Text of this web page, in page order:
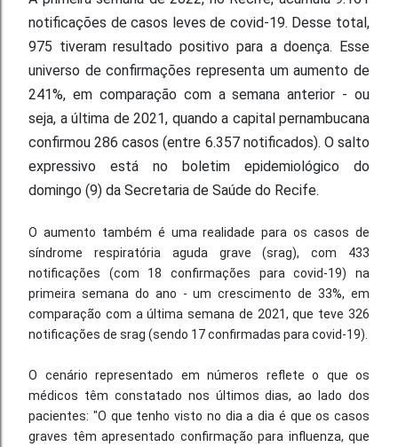
notificações de casos leves de covid-19. Desse total,
975 tiveram resultado positivo para a doença. Esse
universo de confirmações representa um aumento de
241%, em comparação com a semana anterior - ou
seja, a última de 2021, quando a capital pernambucana
confirmou 286 casos (entre 6.357 notificados). O salto
expressivo está no boletim epidemiológico do
domingo (9) da Secretaria de Saúde do Recife.
O aumento também é uma realidade para os casos de
síndrome respiratória aguda grave (srag), com 433
notificações (com 18 confirmações para covid-19) na
primeira semana do ano - um crescimento de 33%, em
comparação com a última semana de 2021, que teve 326
notificações de srag (sendo 17 confirmadas para covid-19).
O cenário representado em números reflete o que os
médicos têm constatado nos últimos dias, ao lado dos
pacientes: "O que tenho visto no dia a dia é que os casos
graves têm apresentado confirmação para influenza, que